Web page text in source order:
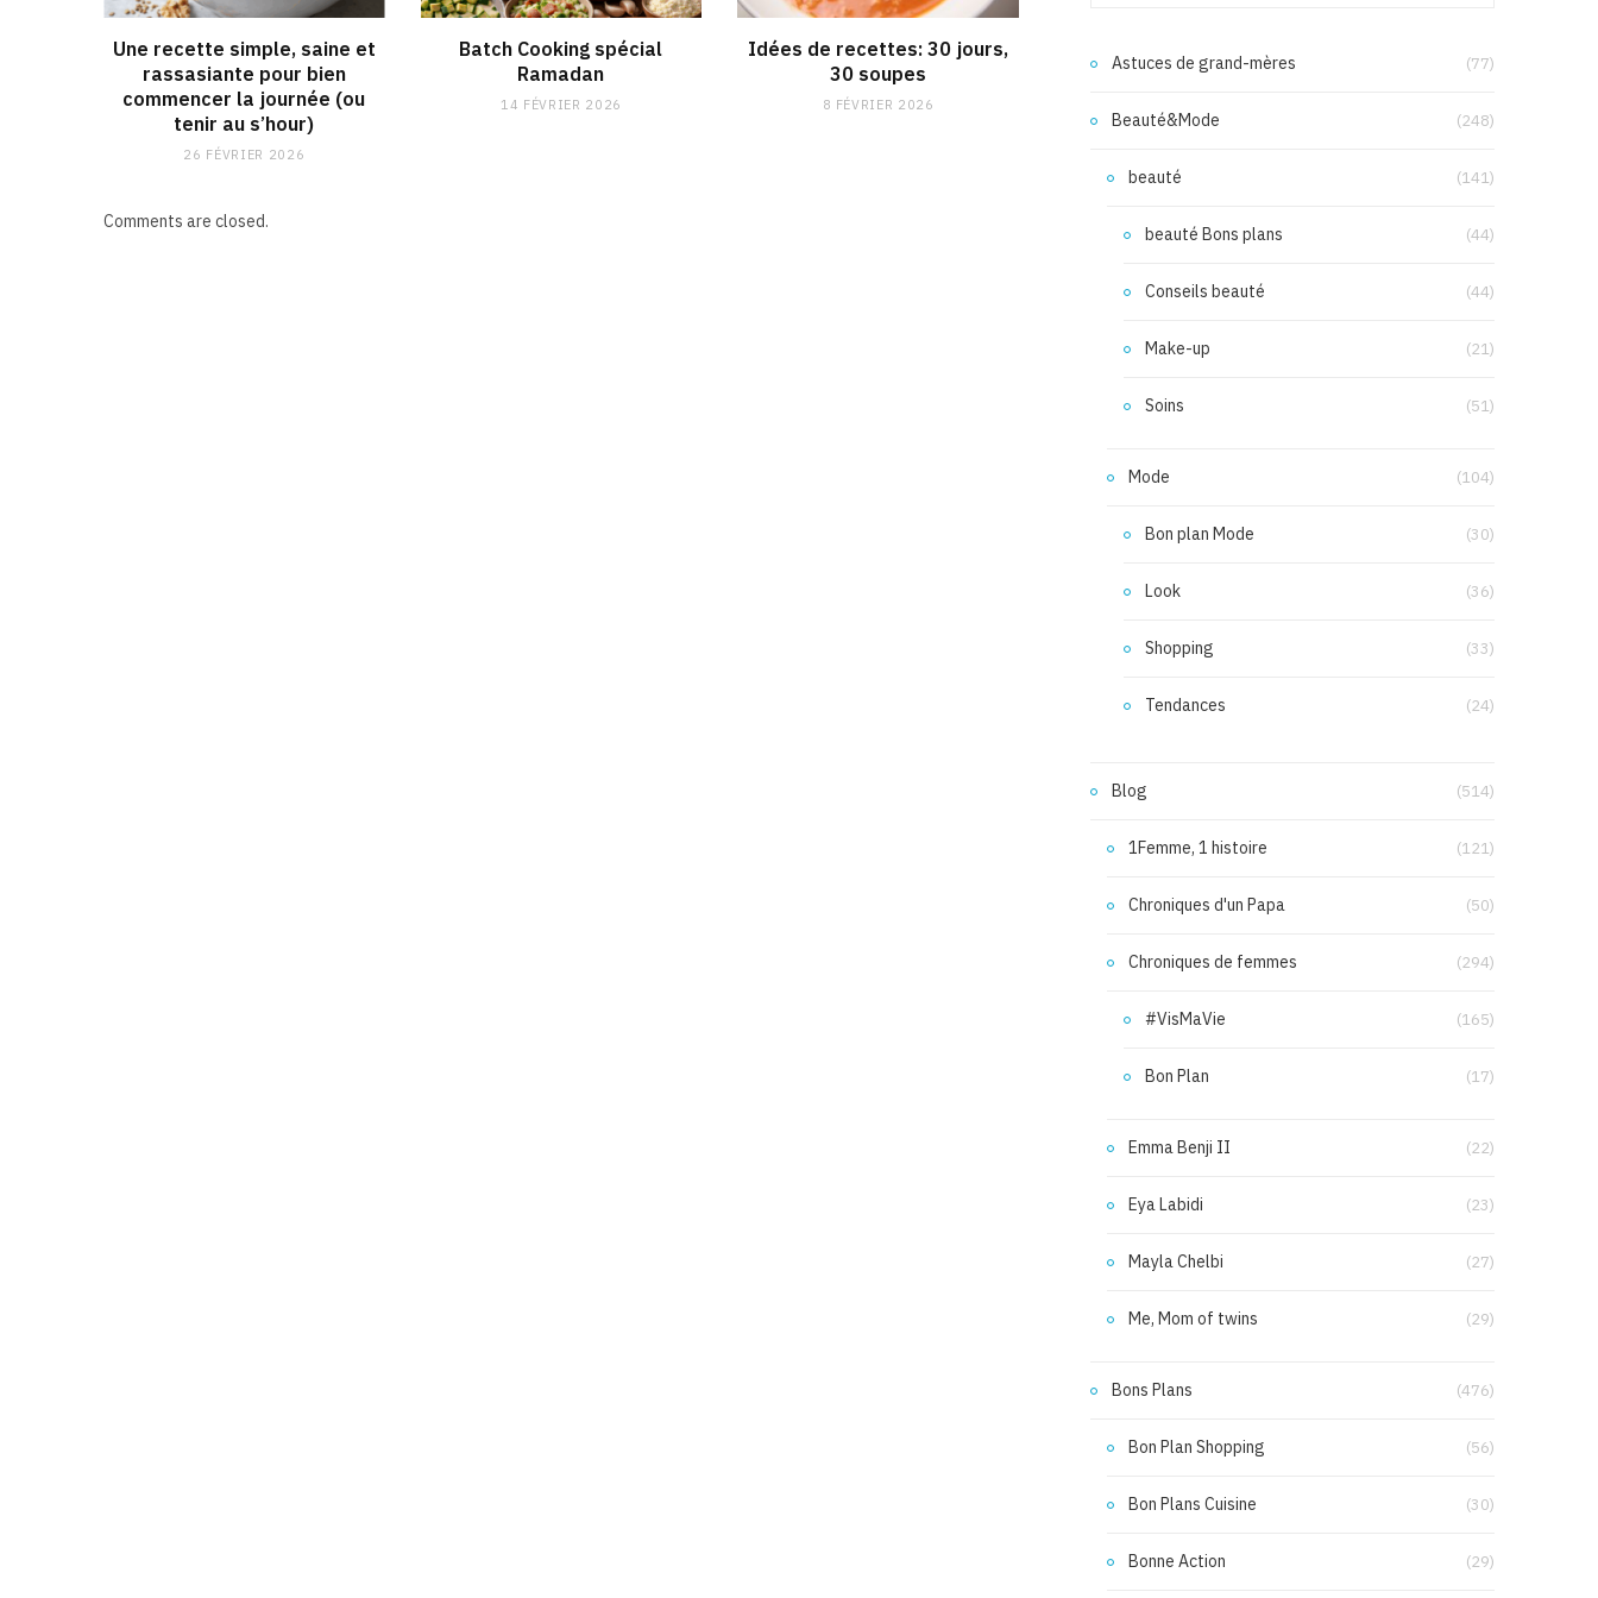
Une recette simple, saine et
rassasiante pour bien
commencer la journée (ou
tenir au s’hour)
26 FÉVRIER 2026
Batch Cooking spécial
Ramadan
14 FÉVRIER 2026
Idées de recettes: 30 jours,
30 soupes
8 FÉVRIER 2026
Comments are closed.
Astuces de grand-mères (77)
Beauté&Mode (248)
beauté (141)
beauté Bons plans (44)
Conseils beauté (44)
Make-up (21)
Soins (51)
Mode (104)
Bon plan Mode (30)
Look (36)
Shopping (33)
Tendances (24)
Blog (514)
1Femme, 1 histoire (121)
Chroniques d'un Papa (50)
Chroniques de femmes (294)
#VisMaVie (165)
Bon Plan (17)
Emma Benji II (22)
Eya Labidi (23)
Mayla Chelbi (27)
Me, Mom of twins (29)
Bons Plans (476)
Bon Plan Shopping (56)
Bon Plans Cuisine (30)
Bonne Action (29)